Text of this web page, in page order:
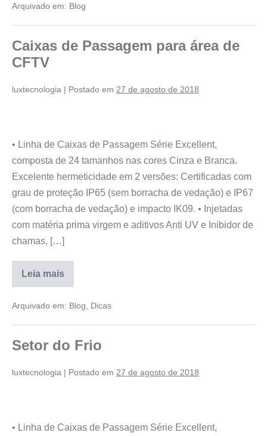
Arquivado em: Blog
Caixas de Passagem para área de
CFTV
luxtecnologia | Postado em 27 de agosto de 2018
• Linha de Caixas de Passagem Série Excellent,
composta de 24 tamanhos nas cores Cinza e Branca.
Excelente hermeticidade em 2 versões: Certificadas com
grau de proteção IP65 (sem borracha de vedação) e IP67
(com borracha de vedação) e impacto IK09. • Injetadas
com matéria prima virgem e aditivos Anti UV e Inibidor de
chamas, […]
Leia mais
Arquivado em: Blog Dicas
Setor do Frio
luxtecnologia | Postado em 27 de agosto de 2018
• Linha de Caixas de Passagem Série Excellent,